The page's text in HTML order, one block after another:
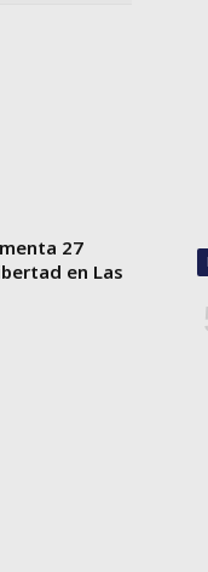
27
en Las